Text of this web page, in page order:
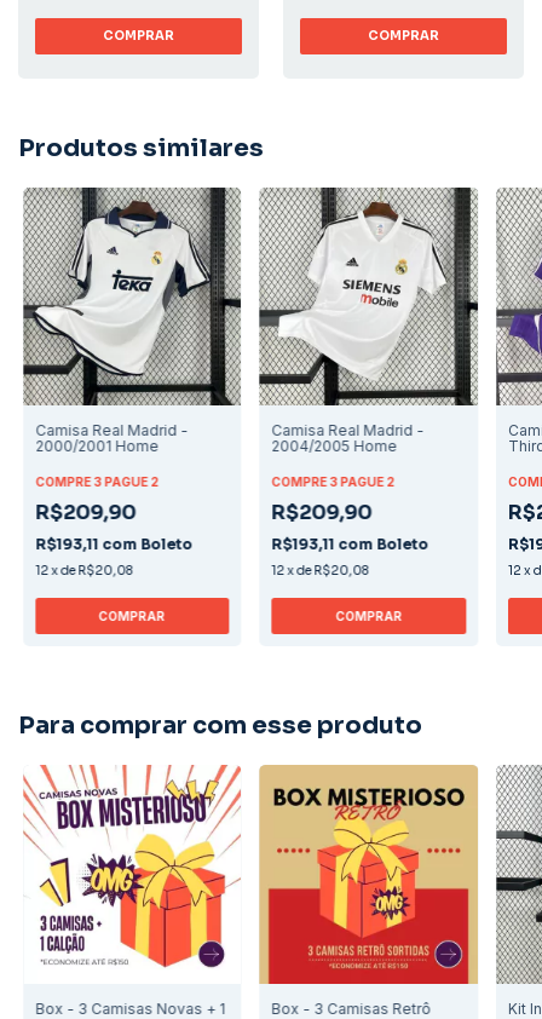
COMPRAR COMPRAR
Produtos similares
Camisa Real Madrid -
2000/2001 Home
COMPRE 3 PAGUE 2
R$209,90
R$193,11 com Boleto
12xde R$20,08
COMPRAR
Camisa Real Madrid -
2004/2005 Home
COMPRE 3 PAGUE 2
R$209,90
R$193,11 com Boleto
12xde R$20,08
COMPRAR
12 x
Para comprar com esse produto
Box - 3 Camisas Novas + 1
Box - 3 Camisas Retrô
Kit